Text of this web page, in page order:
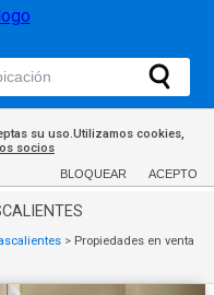
su uso.Utilizamos cookies,
socios
BLOQUEAR ACEPTO
> Propiedades en venta